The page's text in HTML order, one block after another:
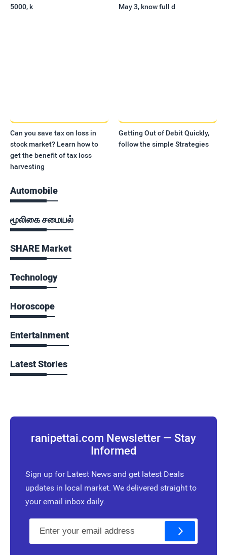
5000, k
May 3, know full d
Can you save tax on loss in
stock market? Learn how to
get the benefit of tax loss
harvesting
Getting Out of Debit Quickly,
follow the simple Strategies
Automobile
மூலிகை சமையல்
SHARE Market
Technology
Horoscope
Entertainment
Latest Stories
ranipettai.com Newsletter — Stay
Informed
Sign up for Latest News and get latest Deals
updates in local market. We delivered straight to
your email inbox daily.